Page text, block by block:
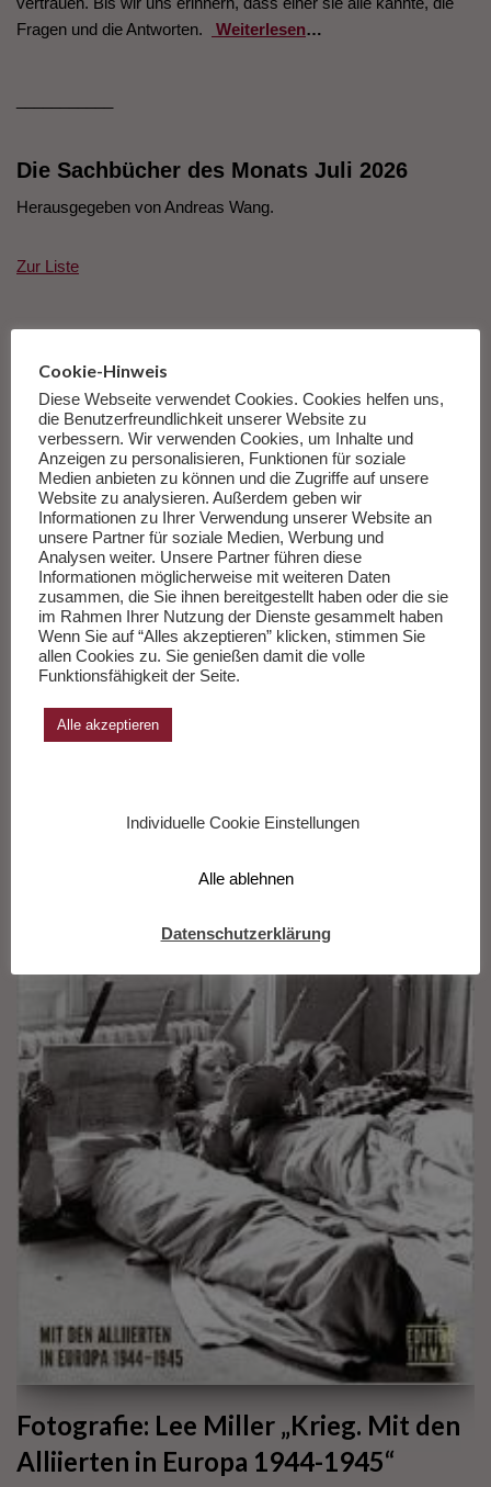
Fragen und die Antworten.
Weiterlesen…
Die Sachbücher des Monats Juli 2026
Herausgegeben von Andreas Wang.
Zur Liste
Deutschlandradio Kultur Lee Miller
Krieg Mit den Alliierten in Europa 1944-
1945
Fotografie: Lee Miller „Krieg. Mit den
Alliierten in Europa 1944-1945“
Cookie-Hinweis
Diese Webseite verwendet Cookies. Cookies helfen uns,
die Benutzerfreundlichkeit unserer Website zu
verbessern. Wir verwenden Cookies, um Inhalte und
Anzeigen zu personalisieren, Funktionen für soziale
Medien anbieten zu können und die Zugriffe auf unsere
Website zu analysieren. Außerdem geben wir
Informationen zu Ihrer Verwendung unserer Website an
unsere Partner für soziale Medien, Werbung und
Analysen weiter. Unsere Partner führen diese
Informationen möglicherweise mit weiteren Daten
zusammen, die Sie ihnen bereitgestellt haben oder die sie
im Rahmen Ihrer Nutzung der Dienste gesammelt haben
Wenn Sie auf “Alles akzeptieren” klicken, stimmen Sie
allen Cookies zu. Sie genießen damit die volle
Funktionsfähigkeit der Seite.
Alle akzeptieren
Individuelle Cookie Einstellungen
Alle ablehnen
Datenschutzerklärung